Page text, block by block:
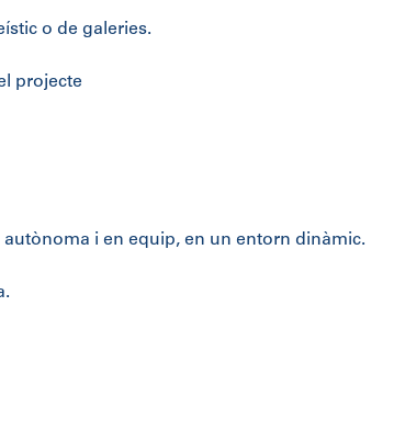
o de galeries.
projecte
i en equip, en un entorn dinàmic.